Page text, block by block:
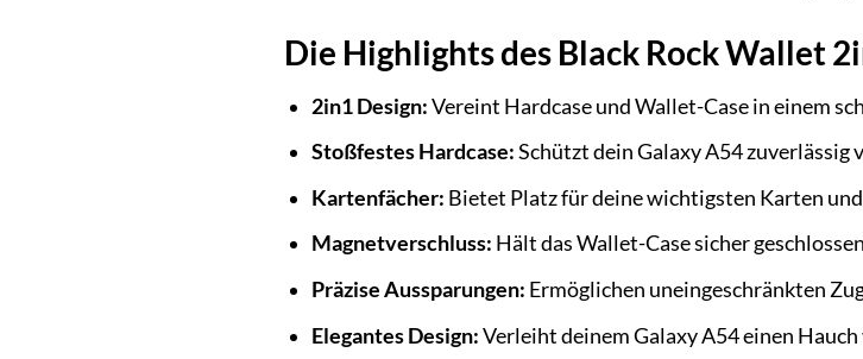
Die Highlights des Black Rock Wallet
2in1 Design:Vereint Hardcase und Wallet-Case in einem
Stoßfestes Hardcase:Schützt dein Galaxy A54 zuverlässig
Kartenfächer: Bietet Platz für deine wichtigsten Karten
Magnetverschluss: Hält das Wallet-Case sicher
Präzise Aussparungen: Ermöglichen uneingeschränkten
Elegantes Design:Verleiht deinem Galaxy A54 einen Hauch